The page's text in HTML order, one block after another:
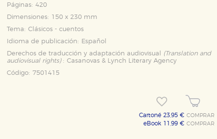
Páginas: 420
Dimensiones: 150 x 230 mm
Tema: Clásicos - cuentos
Idioma de publicación:
Español
Derechos de traducción y adaptación audiovisual
(Translation and
audiovisual rights): Casanovas & Lynch Literary Agency
Código: 7501415
Cartoné 23,95 €COMPRAR
eBook 11,99 €COMPRAR